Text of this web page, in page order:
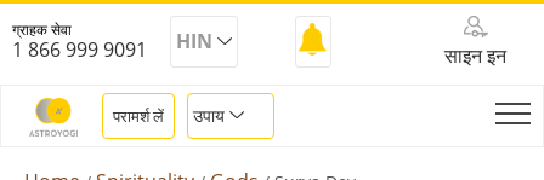
ग्राहक सेवा
1 866 999 9091 HIN
साइन इन
परामर्श लें उपाय